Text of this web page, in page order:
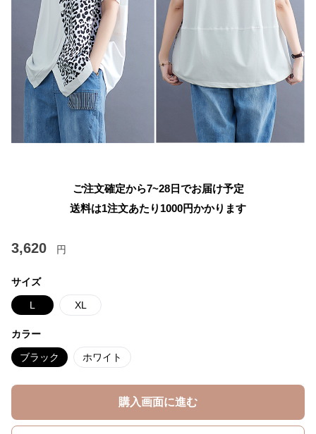
ご注文確定から7~28日でお届け予定
送料は1注文あたり 1000円かかります
3,620 円
サイズ
L XL
カラー
ブラック ホワイト
購入画面に進む